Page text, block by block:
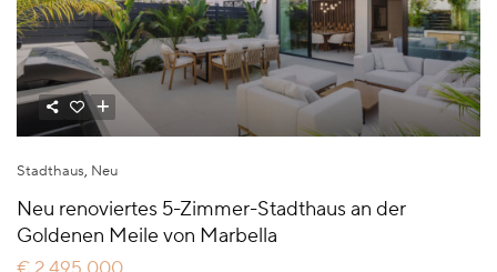
Stadthaus, Neu
Neu renoviertes 5-Zimmer-Stadthaus an der
Goldenen Meile von Marbella